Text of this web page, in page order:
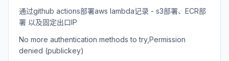
通过github actions部署aws lambda记录 - s3部署、ECR部
署 以及固定出口IP
No more authentication methods to try,Permission
denied (publickey)